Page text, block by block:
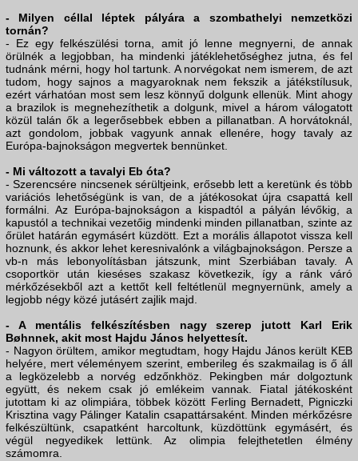
- Milyen céllal léptek pályára a szombathelyi nemzetközi
tornán?
- Ez egy felkészülési torna, amit jó lenne megnyerni, de annak
örülnék a legjobban, ha mindenki játéklehetőséghez jutna, és fel
tudnánk mérni, hogy hol tartunk. A norvégokat nem ismerem, de azt
tudom, hogy sajnos a magyaroknak nem fekszik a játékstílusuk,
ezért várhatóan most sem lesz könnyű dolgunk ellenük. Mint ahogy
a brazilok is megnehezíthetik a dolgunk, mivel a három válogatott
közül talán ők a legerősebbek ebben a pillanatban. A horvátoknál,
azt gondolom, jobbak vagyunk annak ellenére, hogy tavaly az
Európa-bajnokságon megvertek bennünket.
- Mi változott a tavalyi Eb óta?
- Szerencsére nincsenek sérültjeink, erősebb lett a keretünk és több
variációs lehetőségünk is van, de a játékosokat újra csapattá kell
formálni. Az Európa-bajnokságon a kispadtól a pályán lévőkig, a
kapustól a technikai vezetőig mindenki minden pillanatban, szinte az
őrület határán egymásért küzdött. Ezt a morális állapotot vissza kell
hoznunk, és akkor lehet keresnivalónk a világbajnokságon. Persze a
vb-n más lebonyolításban játszunk, mint Szerbiában tavaly. A
csoportkör után kieséses szakasz következik, így a ránk váró
mérkőzésekből azt a kettőt kell feltétlenül megnyernünk, amely a
legjobb négy közé jutásért zajlik majd.
- A mentális felkészítésben nagy szerep jutott Karl Erik
Bøhnnek, akit most Hajdu János helyettesít.
- Nagyon örültem, amikor megtudtam, hogy Hajdu János került KEB
helyére, mert véleményem szerint, emberileg és szakmailag is ő áll
a legközelebb a norvég edzőnkhöz. Pekingben már dolgoztunk
együtt, és nekem csak jó emlékeim vannak. Fiatal játékosként
jutottam ki az olimpiára, többek között Ferling Bernadett, Pigniczki
Krisztina vagy Pálinger Katalin csapattársaként. Minden mérkőzésre
felkészültünk, csapatként harcoltunk, küzdöttünk egymásért, és
végül negyedikek lettünk. Az olimpia felejthetetlen élmény
számomra.